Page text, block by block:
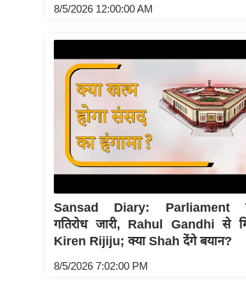
8/5/2026 12:00:00 AM
Sansad Diary: Parliament
गतिरोध जारी, Rahul Gandhi से
Kiren Rijiju; क्या Shah देंगे बयान?
8/5/2026 7:02:00 PM